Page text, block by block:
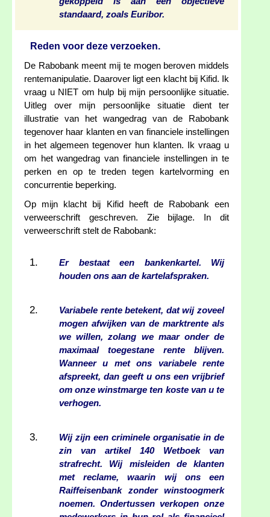
standaard, zoals Euribor.
Reden voor deze verzoeken.
De Rabobank meent mij te mogen beroven middels
rentemanipulatie. Daarover ligt een klacht bij Kifid. Ik
vraag u NIET om hulp bij mijn persoonlijke situatie.
Uitleg over mijn persoonlijke situatie dient ter
illustratie van het wangedrag van de Rabobank
tegenover haar klanten en van financiele instellingen
in het algemeen tegenover hun klanten. Ik vraag u
om het wangedrag van financiele instellingen in te
perken en op te treden tegen kartelvorming en
concurrentie beperking.
Op mijn klacht bij Kifid heeft de Rabobank een
verweerschrift geschreven. Zie bijlage. In dit
verweerschrift stelt de Rabobank:
Er bestaat een bankenkartel. Wij
houden ons aan de kartelafspraken.
Variabele rente betekent, dat wij zoveel
mogen afwijken van de marktrente als
we willen, zolang we maar onder de
maximaal toegestane rente blijven.
Wanneer u met ons variabele rente
afspreekt, dan geeft u ons een vrijbrief
om onze winstmarge ten koste van u te
verhogen.
Wij zijn een criminele organisatie in de
zin van artikel 140 Wetboek van
strafrecht. Wij misleiden de klanten
met reclame, waarin wij ons een
Raiffeisenbank zonder winstoogmerk
noemen. Ondertussen verkopen onze